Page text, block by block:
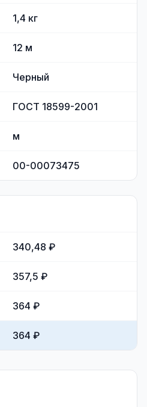
1,4 кг
12 м
Черный
ГОСТ 18599-2001
м
00-00073475
340,48 ₽
357,5 ₽
364 ₽
364 ₽